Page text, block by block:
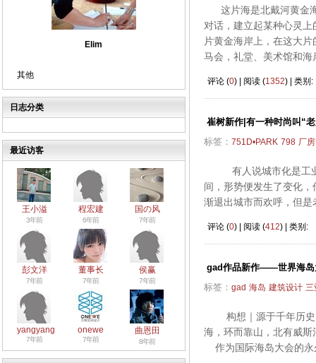
Elim
其他
日志分类
最近访客
王小溢
3年前
程宏建
6年前
国の风
7年前
彭文洋
7年前
董事长
7年前
侯赢
7年前
yangyang
7年前
onewe
7年前
曲恩田
8年前
这片海是北戴河黄金海
对话，建立起某种心灵
片黄金海岸上，在这大
马会，礼堂、美术馆和海
评论 (0) | 阅读 (1352) | 类别:
崔树新作|有一种时尚叫“
标签： 751D•PARK 798 厂
有人说城市化是工业
间，形势便发生了变化
渐退出城市而欢呼，但
评论 (0) | 阅读 (412) | 类别:
gad作品新作——世界海岛
标签： gad 海岛 建筑设计 三
构想｜源于千年历史
海，环而靠山，北有威
作为国际海岛大会的永